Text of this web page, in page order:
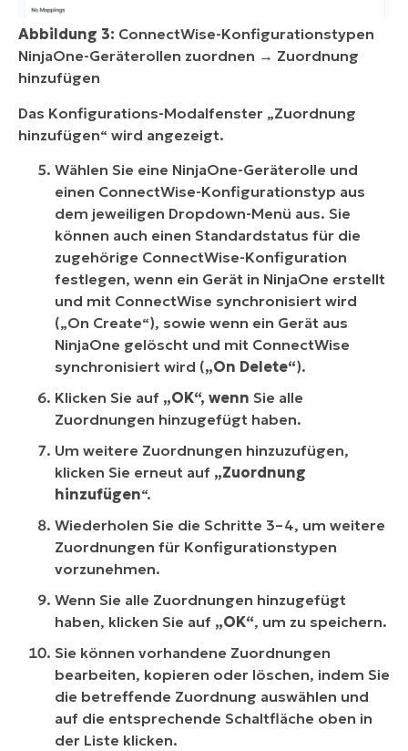
Abbildung 3: ConnectWise-Konfigurationstypen
NinjaOne-Geräterollen zuordnen → Zuordnung
hinzufügen
Das Konfigurations-Modalfenster „Zuordnung
hinzufügen“ wird angezeigt.
Wählen Sie eine NinjaOne-Geräterolle und
einen ConnectWise-Konfigurationstyp aus
dem jeweiligen Dropdown-Menü aus. Sie
können auch einen Standardstatus für die
zugehörige ConnectWise-Konfiguration
festlegen, wenn ein Gerät in NinjaOne erstellt
und mit ConnectWise synchronisiert wird
(„On Create“), sowie wenn ein Gerät aus
NinjaOne gelöscht und mit ConnectWise
synchronisiert wird („On Delete“).
Klicken Sie auf „OK“, wenn Sie alle
Zuordnungen hinzugefügt haben.
Um weitere Zuordnungen hinzuzufügen,
klicken Sie erneut auf „Zuordnung
hinzufügen“.
Wiederholen Sie die Schritte 3–4, um weitere
Zuordnungen für Konfigurationstypen
vorzunehmen.
Wenn Sie alle Zuordnungen hinzugefügt
haben, klicken Sie auf „OK“, um zu speichern.
Sie können vorhandene Zuordnungen
bearbeiten, kopieren oder löschen, indem Sie
die betreffende Zuordnung auswählen und
auf die entsprechende Schaltfläche oben in
der Liste klicken.